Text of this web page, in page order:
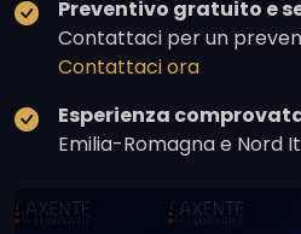
Preventivo gratuito e
Contattaci per un
Contattaci ora
Esperienza
Emilia-Romagna e Nord